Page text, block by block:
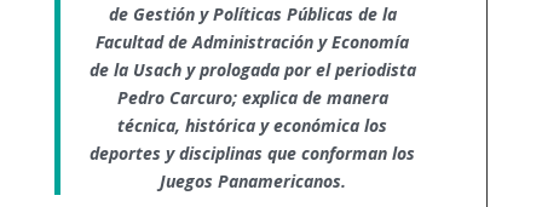
de Gestión y Políticas Públicas de la
Facultad de Administración y Economía
de la Usach y prologada por el periodista
Pedro Carcuro; explica de manera
técnica, histórica y económica los
deportes y disciplinas que conforman los
Juegos Panamericanos.